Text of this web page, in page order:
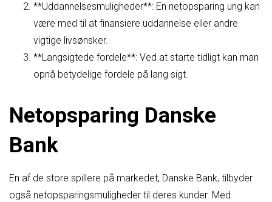
**Uddannelsesmuligheder**: En netopsparing ung kan
være med til at finansiere uddannelse eller andre
vigtige livsønsker.
**Langsigtede fordele**: Ved at starte tidligt kan man
opnå betydelige fordele på lang sigt.
Netopsparing Danske
Bank
En af de store spillere på markedet, Danske Bank, tilbyder
også netopsparingsmuligheder til deres kunder. Med